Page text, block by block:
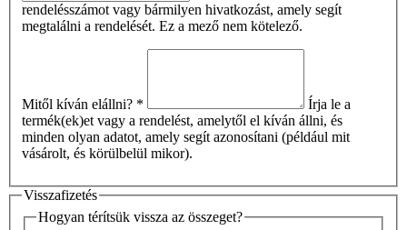
rendelésszámot vagy bármilyen hivatkozást, amely segít
megtalálni a rendelését. Ez a mező nem kötelező.
Mitől kíván elállni? *
Írja le a
termék(ek)et vagy a rendelést, amelytől el kíván állni, és
minden olyan adatot, amely segít azonosítani (például mit
vásárolt, és körülbelül mikor).
Visszafizetés
Hogyan térítsük vissza az összeget?